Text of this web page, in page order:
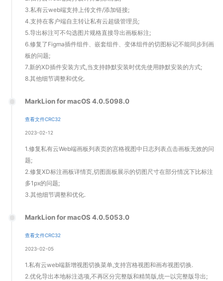
3.私有云web端支持上传文件/添加链接;
4.支持在客户端自主转让私有云超级管理员;
5.导出标注可不勾选图片规格直接导出画板标注;
6.修复了Figma插件组件、嵌套组件、变体组件的切图标记不能同步到画
板的问题;
7.新的XD插件安装方式,当支持静默安装时优先使用静默安装的方式;
8.其他细节调整和优化.
2023-02-12
查看文件CRC32
MarkLion for macOS 4.0.5098.0
1.修复私有云Web端画板列表页的宫格视图中日志列表点击画板无效的问
题;
2.修复XD标注画板详情页,切图面板展示的切图尺寸在部分情况下比标注
多1px的问题;
3.其他细节调整和优化.
2023-02-05
查看文件CRC32
MarkLion for macOS 4.0.5053.0
1.私有云web端新增视图切换菜单,支持宫格视图和画布视图切换.
2.优化导出本地标注选项,不再区分完整版和精简版,统一以完整版导出;